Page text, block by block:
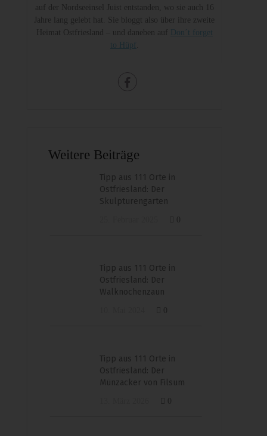
auf der Nordseeinsel Juist entstanden, wo sie auch 16
Jahre lang gelebt hat. Sie bloggt also über ihre zweite
Heimat Ostfriesland – und daneben auf
Don´t forget
to Hüpf
Weitere Beiträge
Tipp aus 111 Orte in
Ostfriesland: Der
Skulpturengarten
Tipp aus 111 Orte in
Ostfriesland: Der
Walknochenzaun
Tipp aus 111 Orte in
Ostfriesland: Der
Münzacker von Filsum